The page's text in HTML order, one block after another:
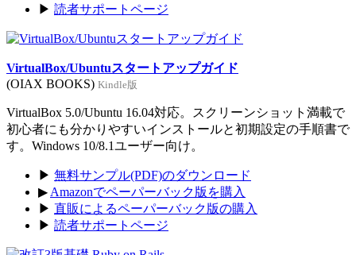
▶ 読者サポートページ
VirtualBox/Ubuntuスタートアップガイド
(OIAX BOOKS) Kindle版
VirtualBox 5.0/Ubuntu 16.04対応。スクリーンショット満載で
初心者にも分かりやすいインストールと初期設定の手順書で
す。Windows 10/8.1ユーザー向け。
▶ 無料サンプル(PDF)のダウンロード
▶ Amazonでペーパーバック版を購入
▶ 直販によるペーパーバック版の購入
▶ 読者サポートページ